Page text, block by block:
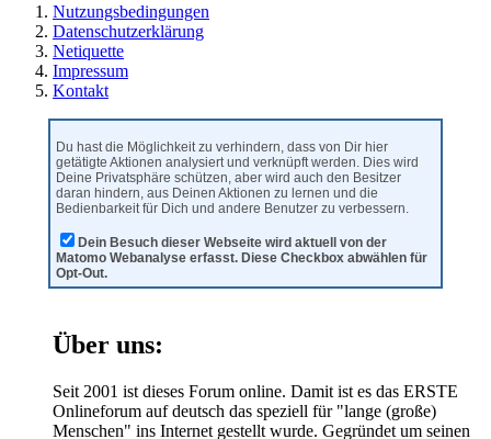
Nutzungsbedingungen
Datenschutzerklärung
Netiquette
Impressum
Kontakt
Du hast die Möglichkeit zu verhindern, dass von Dir hier
getätigte Aktionen analysiert und verknüpft werden. Dies wird
Deine Privatsphäre schützen, aber wird auch den Besitzer
daran hindern, aus Deinen Aktionen zu lernen und die
Bedienbarkeit für Dich und andere Benutzer zu verbessern.
Dein Besuch dieser Webseite wird aktuell von der
Matomo Webanalyse erfasst. Diese Checkbox abwählen für
Opt-Out.
Über uns:
Seit 2001 ist dieses Forum online. Damit ist es das ERSTE
Onlineforum auf deutsch das speziell für "lange (große)
Menschen" ins Internet gestellt wurde. Gegründet um seinen